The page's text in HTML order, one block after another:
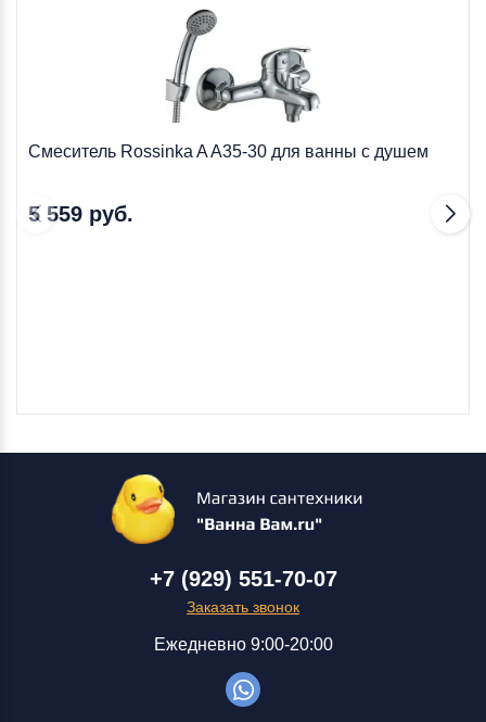
Смеситель Rossinka A A35-30 для ванны с душем
5 559 руб.
+7 (929) 551-70-07
Заказать звонок
Ежедневно 9:00-20:00